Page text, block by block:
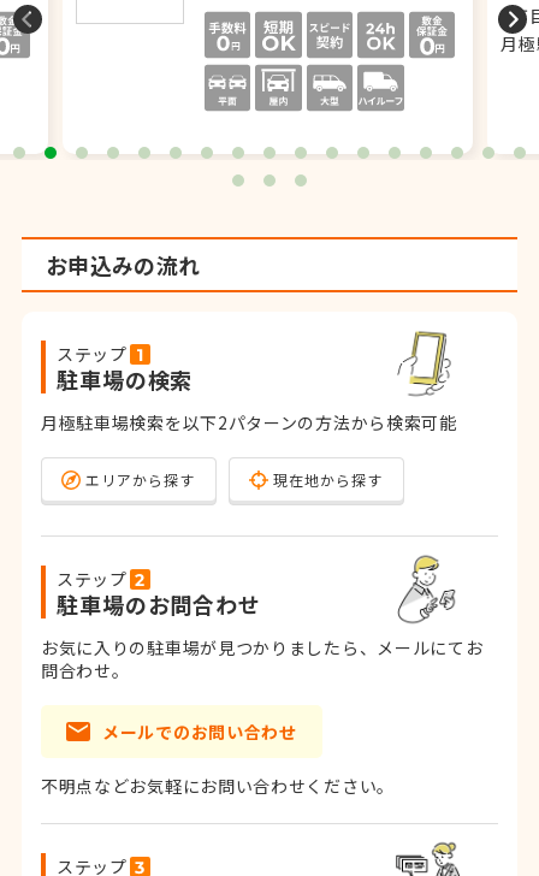
お申込みの流れ
ステップ
駐車場の検索
月極駐車場検索を以下2パターンの方法から検索可能
エリアから探す 現在地から探す
ステップ
駐車場のお問合わせ
お気に入りの駐車場が見つかりましたら、メールにてお
問合わせ。
メールでのお問い合わせ
不明点などお気軽にお問い合わせください。
ステップ